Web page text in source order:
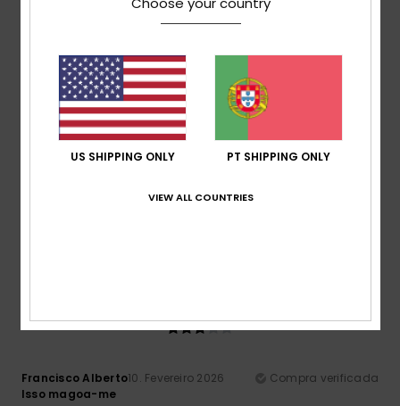
5
Relação qualidade/preço
Francisco Alberto10. Fevereiro 2026
Compra verificada
Isso magoa-me
US SHIPPING ONLY PT SHIPPING ONLY
VIEW ALL COUNTRIES